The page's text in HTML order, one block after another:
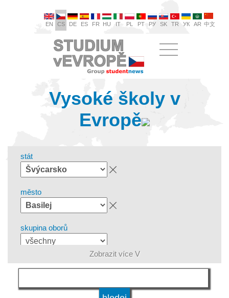
EN CS DE ES FR HU IT PL PT РУ SK TR УК AR 中文
Vysoké školy v
Evropě
stát
město
skupina oborů
jazyk
Zobrazit více V